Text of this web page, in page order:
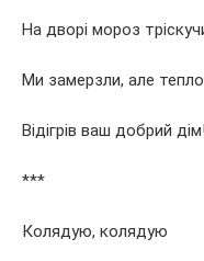
На дворі мороз
Ми замерзли, але
Відігрів ваш добрий дім!
***
Колядую, колядую